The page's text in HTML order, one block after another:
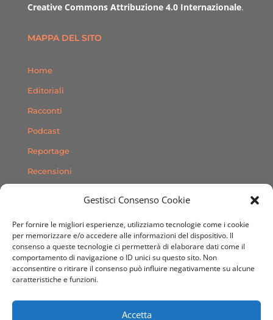
Gestisci Consenso Cookie
Per fornire le migliori esperienze, utilizziamo tecnologie come i cookie
per memorizzare e/o accedere alle informazioni del dispositivo. Il
consenso a queste tecnologie ci permetterà di elaborare dati come il
comportamento di navigazione o ID unici su questo sito. Non
acconsentire o ritirare il consenso può influire negativamente su alcune
caratteristiche e funzioni.
Accetta
Creative Commons Attribuzione 4.0 Internazionale.
MAPPA DEL SITO
Home
Editoriali
Racconti
Podcast
Reportage
Recensioni
Contatti
SEGUICI SUI SOCIAL